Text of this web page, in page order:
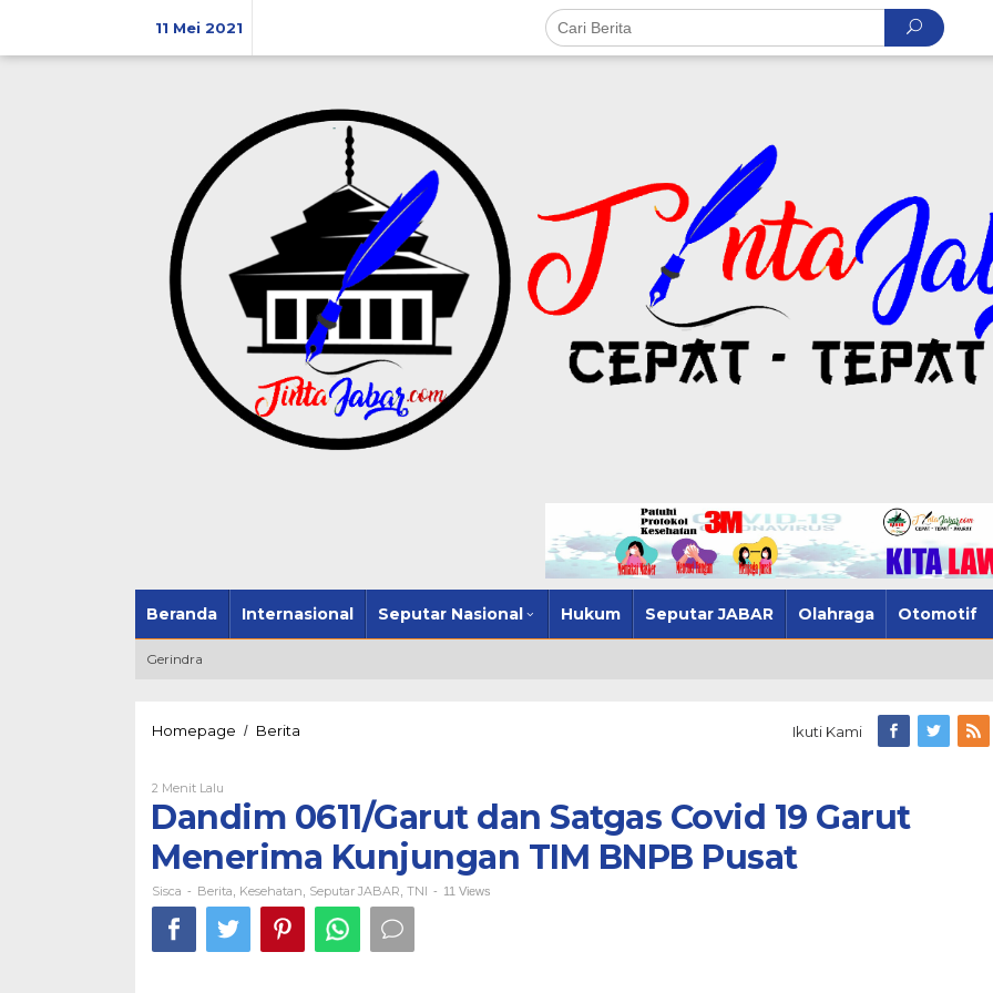
11 Mei 2021
Beranda Internasional Seputar Nasional Hukum Seputar JABAR Olahraga Otomotif
Gerindra
Homepage / Berita
Covid
19
Garut
Menerima
Kunjungan
TIM
BNPB
Pusat
Ikuti Kami
2 Menit Lalu
Sisca
Dandim 0611/Garut dan Satgas Covid 19 Garut
Menerima Kunjungan TIM BNPB Pusat
Sisca - Berita Kesehatan Seputar JABAR TNI - 11 Views